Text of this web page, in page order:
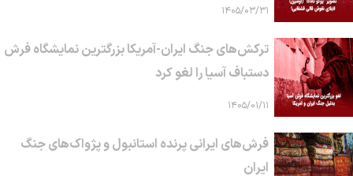
۱۴۰۵/۰۳/۳۱
ترکش‌های جنگ ایران-آمریکا بزرگترین نمایشگاه فرش
دستباف آسیا را لغو کرد
۱۴۰۵/۰۱/۱۱
فرش‌های ایرانی پرنده استانبول و پژواک‌های جنگ
ایران